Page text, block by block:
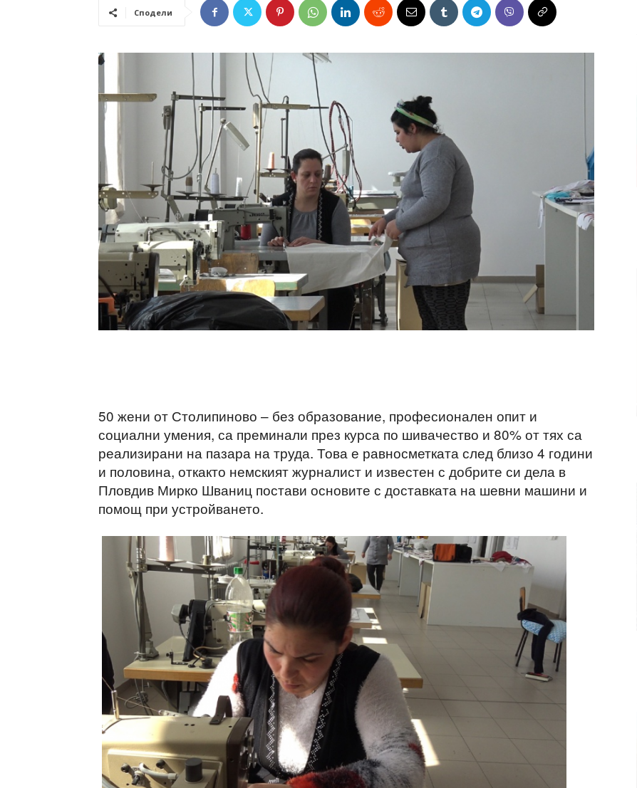
Сподели
50 жени от Столипиново – без образование, професионален опит и
социални умения, са преминали през курса по шивачество и 80% от тях са
реализирани на пазара на труда. Това е равносметката след близо 4 години
и половина, откакто немският журналист и известен с добрите си дела в
Пловдив Мирко Шваниц постави основите с доставката на шевни машини и
помощ при устройването.